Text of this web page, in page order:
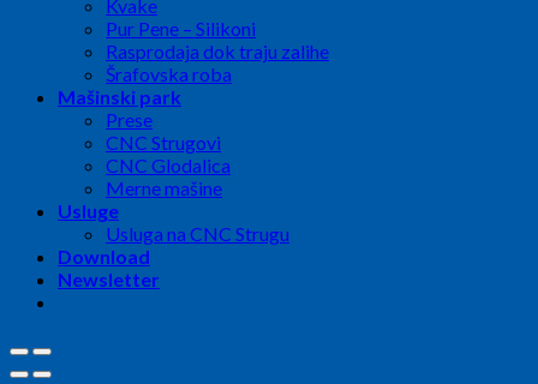
Kvake
Pur Pene – Silikoni
Rasprodaja dok traju zalihe
Šrafovska roba
Mašinski park
Prese
CNC Strugovi
CNC Glodalica
Merne mašine
Usluge
Usluga na CNC Strugu
Download
Newsletter